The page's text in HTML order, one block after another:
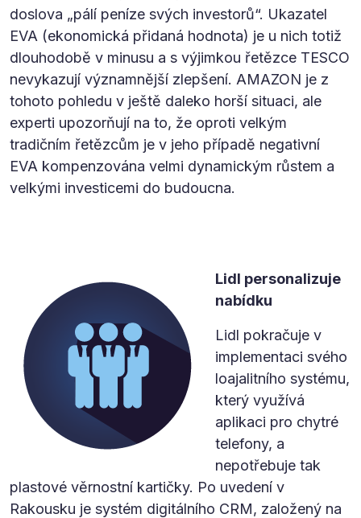
doslova „pálí peníze svých investorů“. Ukazatel
EVA (ekonomická přidaná hodnota) je u nich totiž
dlouhodobě v minusu a s výjimkou řetězce TESCO
nevykazují významnější zlepšení. AMAZON je z
tohoto pohledu v ještě daleko horší situaci, ale
experti upozorňují na to, že oproti velkým
tradičním řetězcům je v jeho případě negativní
EVA kompenzována velmi dynamickým růstem a
velkými investicemi do budoucna.
Lidl personalizuje
nabídku
Lidl pokračuje v
implementaci svého
loajalitního systému,
který využívá
aplikaci pro chytré
telefony, a
nepotřebuje tak
plastové věrnostní kartičky. Po uvedení v
Rakousku je systém digitálního CRM, založený na